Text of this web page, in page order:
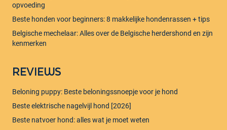
opvoeding
Beste honden voor beginners: 8 makkelijke hondenrassen + tips
Belgische mechelaar: Alles over de Belgische herdershond en zijn
kenmerken
REVIEWS
Beloning puppy: Beste beloningssnoepje voor je hond
Beste elektrische nagelvijl hond [2026]
Beste natvoer hond: alles wat je moet weten